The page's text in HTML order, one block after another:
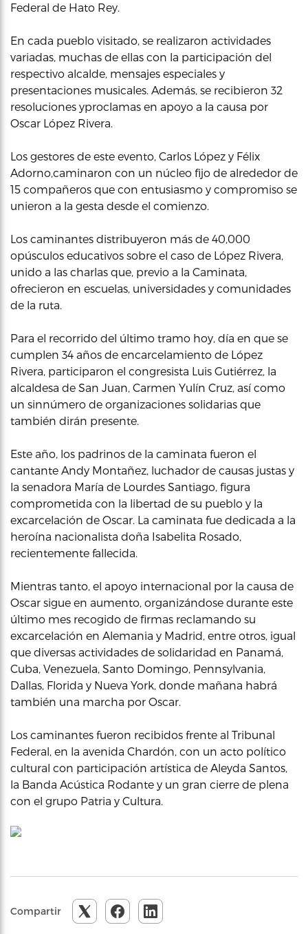
Federal de Hato Rey.
En cada pueblo visitado, se realizaron actividades
variadas, muchas de ellas con la participación del
respectivo alcalde, mensajes especiales y
presentaciones musicales. Además, se recibieron 32
resoluciones yproclamas en apoyo a la causa por
Oscar López Rivera.
Los gestores de este evento, Carlos López y Félix
Adorno,caminaron con un núcleo fijo de alrededor de
15 compañeros que con entusiasmo y compromiso se
unieron a la gesta desde el comienzo.
Los caminantes distribuyeron más de 40,000
opúsculos educativos sobre el caso de López Rivera,
unido a las charlas que, previo a la Caminata,
ofrecieron en escuelas, universidades y comunidades
de la ruta.
Para el recorrido del último tramo hoy, día en que se
cumplen 34 años de encarcelamiento de López
Rivera, participaron el congresista Luis Gutiérrez, la
alcaldesa de San Juan, Carmen Yulín Cruz, así como
un sinnúmero de organizaciones solidarias que
también dirán presente.
Este año, los padrinos de la caminata fueron el
cantante Andy Montañez, luchador de causas justas y
la senadora María de Lourdes Santiago, figura
comprometida con la libertad de su pueblo y la
excarcelación de Oscar. La caminata fue dedicada a la
heroína nacionalista doña Isabelita Rosado,
recientemente fallecida.
Mientras tanto, el apoyo internacional por la causa de
Oscar sigue en aumento, organizándose durante este
último mes recogido de firmas reclamando su
excarcelación en Alemania y Madrid, entre otros, igual
que diversas actividades de solidaridad en Panamá,
Cuba, Venezuela, Santo Domingo, Pennsylvania,
Dallas, Florida y Nueva York, donde mañana habrá
también una marcha por Oscar.
Los caminantes fueron recibidos frente al Tribunal
Federal, en la avenida Chardón, con un acto político
cultural con participación artística de Aleyda Santos,
la Banda Acústica Rodante y un gran cierre de plena
con el grupo Patria y Cultura.
Compartir